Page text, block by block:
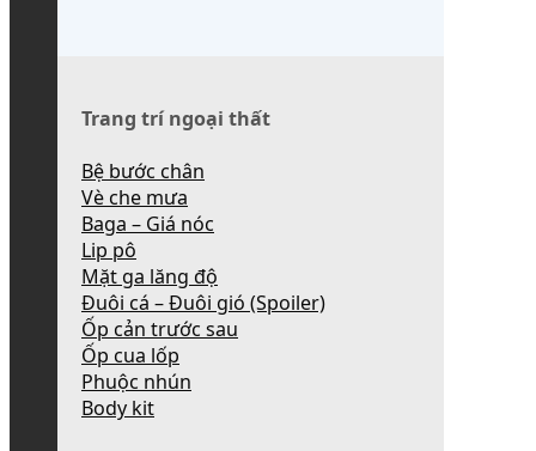
Trang trí ngoại thất
Bệ bước chân
Vè che mưa
Baga – Giá nóc
Lip pô
Mặt ga lăng độ
Đuôi cá – Đuôi gió (Spoiler)
Ốp cản trước sau
Ốp cua lốp
Phuộc nhún
Body kit